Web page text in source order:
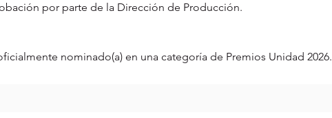
por parte de la Dirección de Producción.
nominado(a) en una categoría de Premios Unidad 2026.